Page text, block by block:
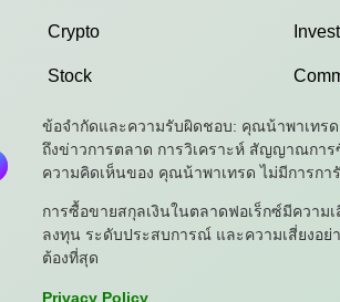
Crypto
Stock
ข้อจำกัดและความรับผิดชอบ: คุณน้าพาเทร
ถึงข่าวการตลาด การวิเคราะห์ สัญญาณการ
ความคิดเห็นของ คุณน้าพาเทรด ไม่มีการกา
การซื้อขายสกุลเงินในตลาดฟอเร็กซ์มีความ
ลงทุน ระดับประสบการณ์ และความเสี่ยงอย่
ต้องที่สุด
Privacy Policy